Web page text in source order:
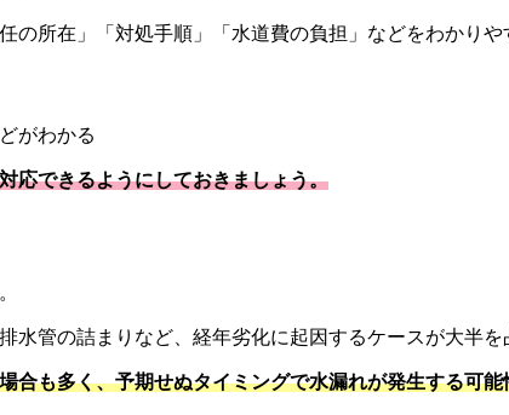
所在」「対処手順」「水道費の負担」などをわかりや
がわかる
応できるようにしておきましょう。
管の詰まりなど、経年劣化に起因するケースが大半を
合も多く、予期せぬタイミングで水漏れが発生する可